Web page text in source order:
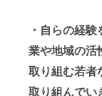
・自らの経
業や地域の活
取り組む若者
取り組んでい